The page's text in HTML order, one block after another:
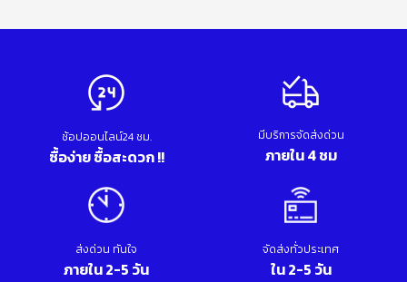
ช้อปออนไลน์24 ชม.
ซื้อง่าย ซื้อสะดวก !!
มีบริการจัดส่งด่วน
ภายใน 4 ชม
ส่งด่วน ทันใจ
ภายใน 2-5 วัน
จัดส่งทั่วประเทศ
ใน 2-5 วัน